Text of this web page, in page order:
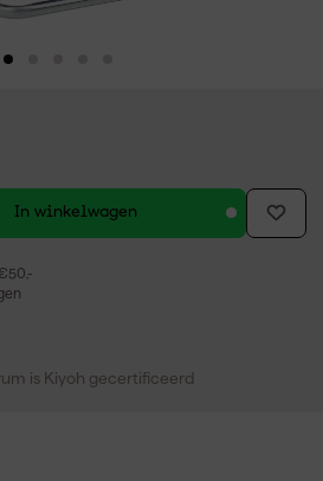
In winkelwagen
is Kiyoh gecertificeerd